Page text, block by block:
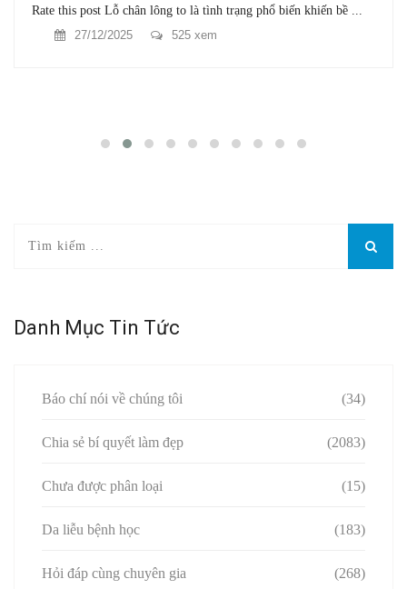
Rate this post Lỗ chân lông to là tình trạng phổ biến khiến bề ...
27/12/2025
525 xem
Danh Mục Tin Tức
Báo chí nói về chúng tôi (34)
Chia sẻ bí quyết làm đẹp (2083)
Chưa được phân loại (15)
Da liễu bệnh học (183)
Hỏi đáp cùng chuyên gia (268)